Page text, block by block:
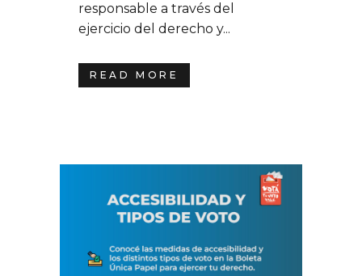
responsable a través del
ejercicio del derecho y...
READ MORE